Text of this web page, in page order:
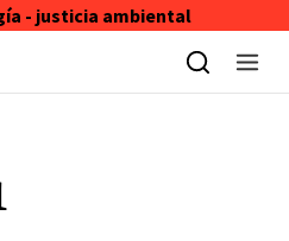
- justicia ambiental